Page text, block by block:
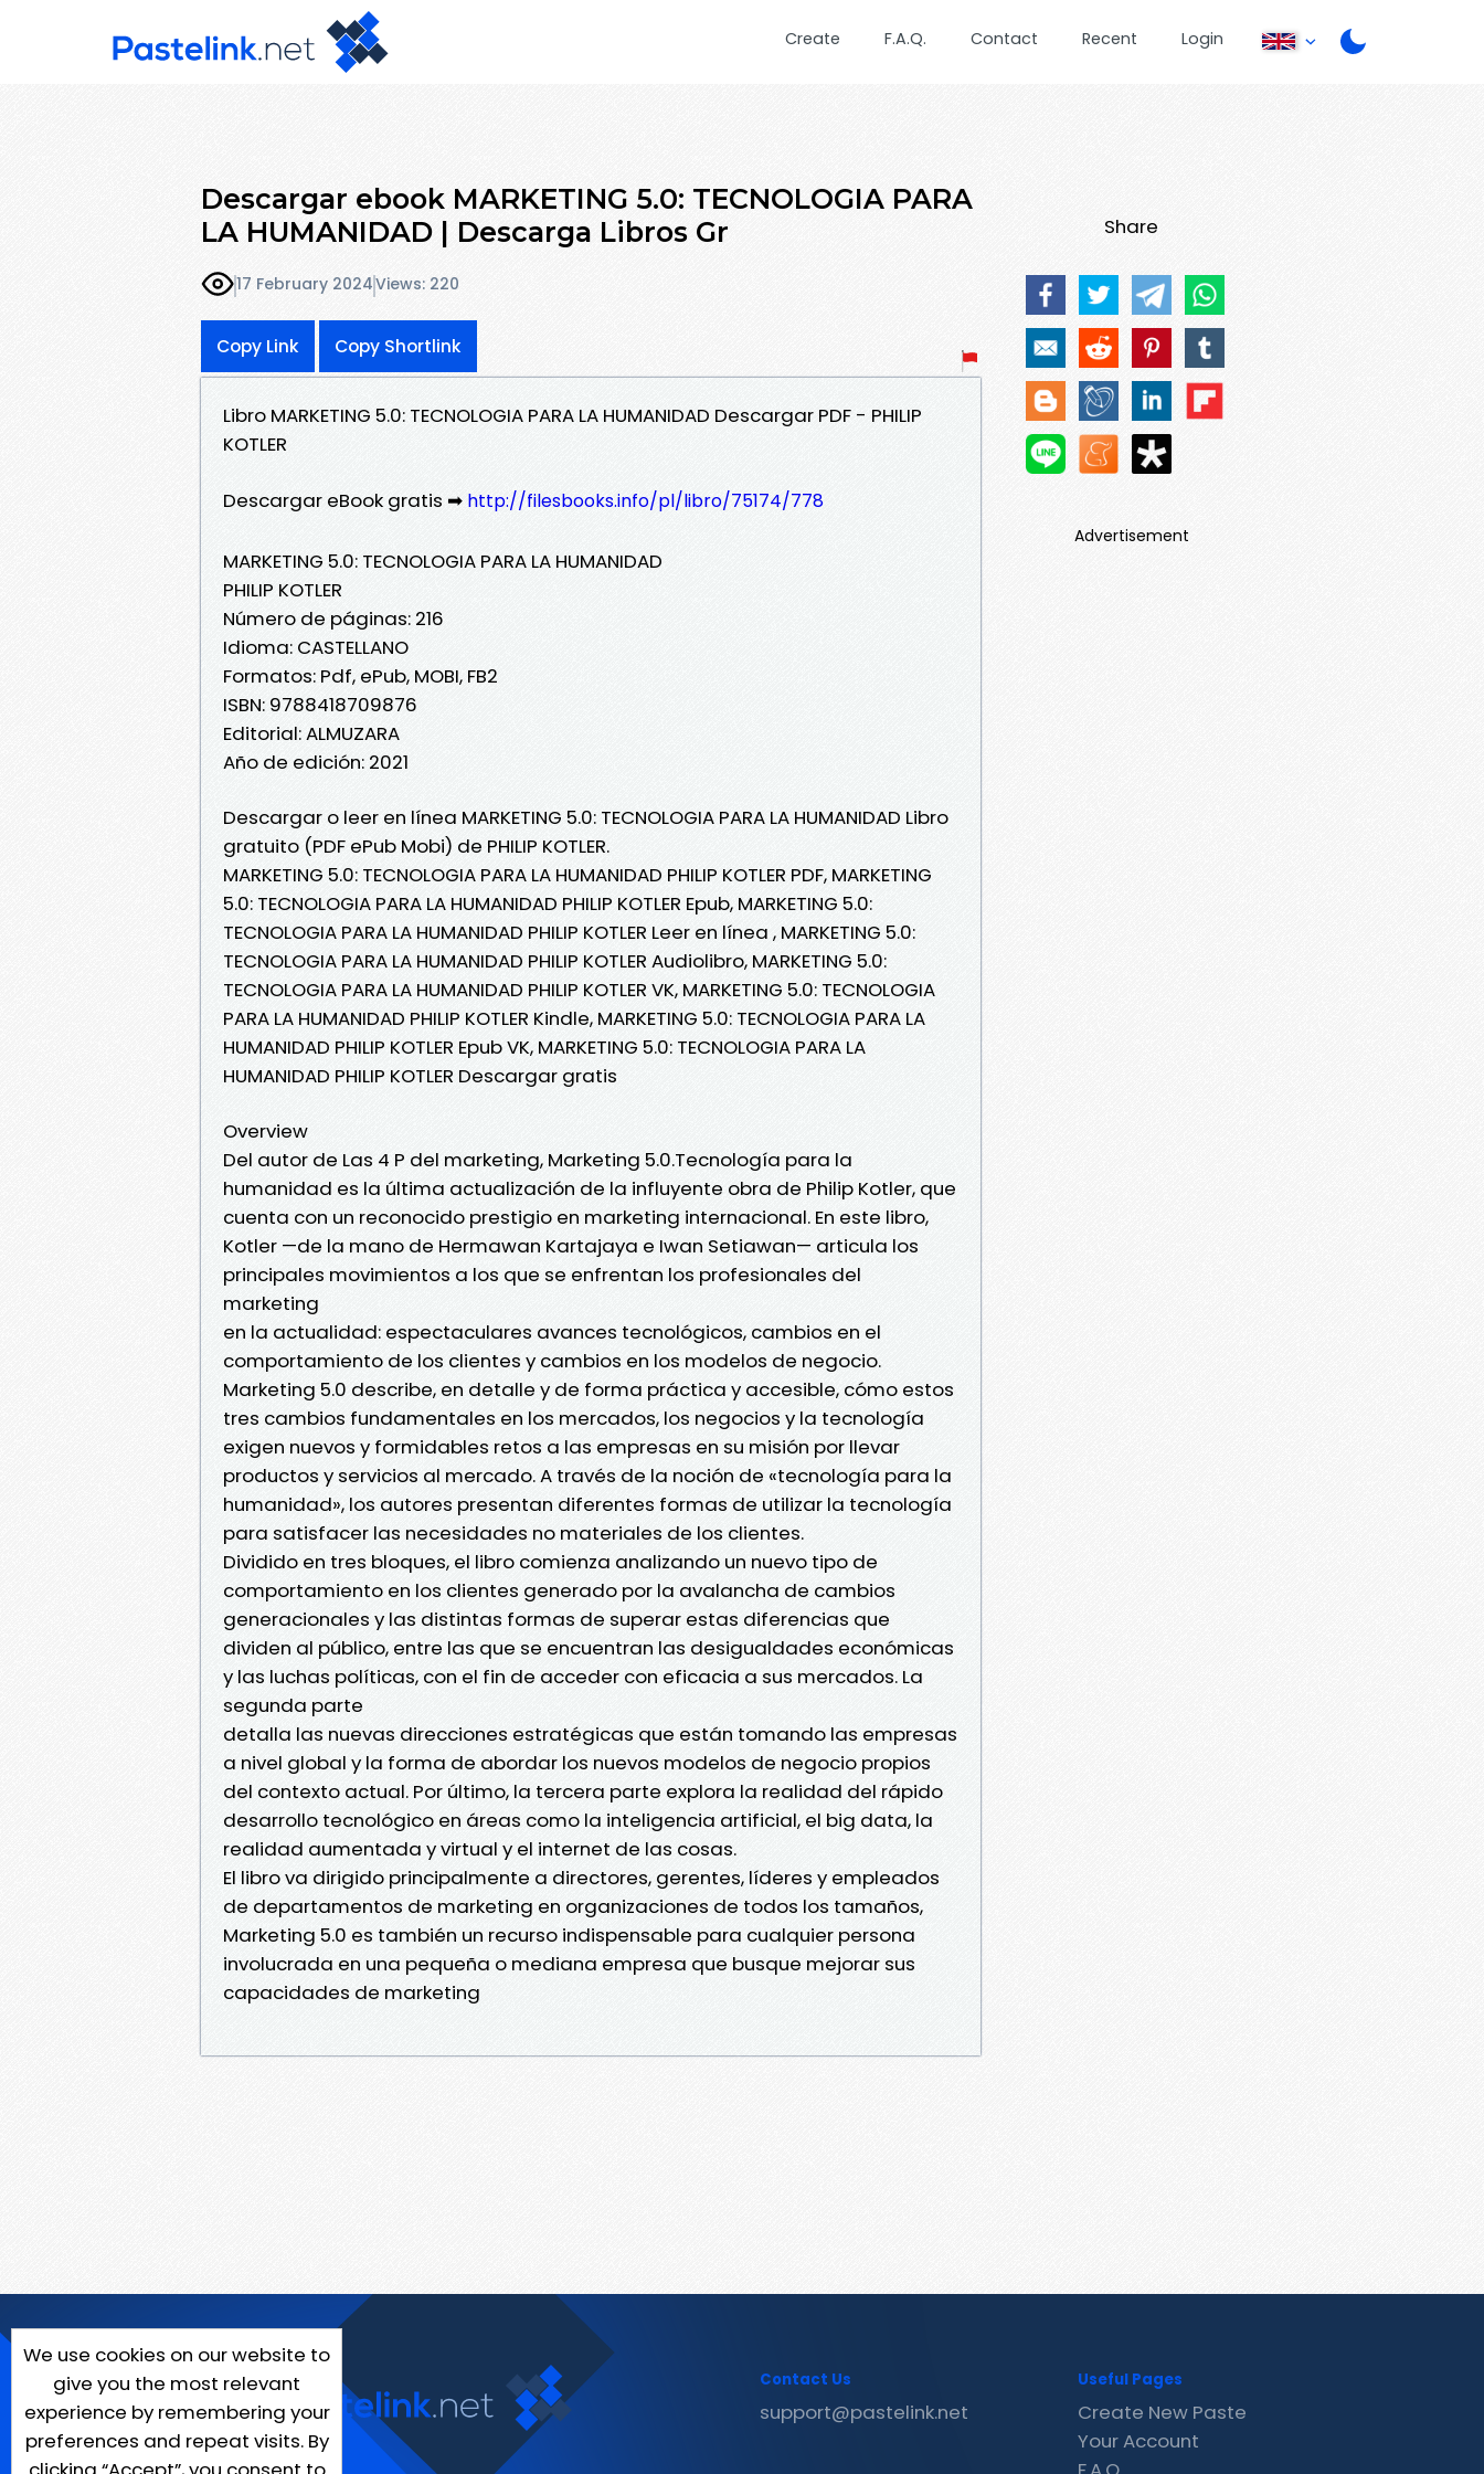
Create F.A.Q. Contact Recent Login
Descargar ebook MARKETING 5.0: TECNOLOGIA PARA
LA HUMANIDAD | Descarga Libros Gr
17 February 2024Views: 220
Copy Link Copy Shortlink
Libro MARKETING 5.0: TECNOLOGIA PARA LA HUMANIDAD Descargar PDF - PHILIP
KOTLER
Descargar eBook gratis ➡ http://filesbooks.info/pl/libro/75174/778
MARKETING 5.0: TECNOLOGIA PARA LA HUMANIDAD
PHILIP KOTLER
Número de páginas: 216
Idioma: CASTELLANO
Formatos: Pdf, ePub, MOBI, FB2
ISBN: 9788418709876
Editorial: ALMUZARA
Año de edición: 2021
Descargar o leer en línea MARKETING 5.0: TECNOLOGIA PARA LA HUMANIDAD Libro
gratuito (PDF ePub Mobi) de PHILIP KOTLER.
MARKETING 5.0: TECNOLOGIA PARA LA HUMANIDAD PHILIP KOTLER PDF, MARKETING
5.0: TECNOLOGIA PARA LA HUMANIDAD PHILIP KOTLER Epub, MARKETING 5.0:
TECNOLOGIA PARA LA HUMANIDAD PHILIP KOTLER Leer en línea , MARKETING 5.0:
TECNOLOGIA PARA LA HUMANIDAD PHILIP KOTLER Audiolibro, MARKETING 5.0:
TECNOLOGIA PARA LA HUMANIDAD PHILIP KOTLER VK, MARKETING 5.0: TECNOLOGIA
PARA LA HUMANIDAD PHILIP KOTLER Kindle, MARKETING 5.0: TECNOLOGIA PARA LA
HUMANIDAD PHILIP KOTLER Epub VK, MARKETING 5.0: TECNOLOGIA PARA LA
HUMANIDAD PHILIP KOTLER Descargar gratis
Overview
Del autor de Las 4 P del marketing, Marketing 5.0.Tecnología para la
humanidad es la última actualización de la influyente obra de Philip Kotler, que
cuenta con un reconocido prestigio en marketing internacional. En este libro,
Kotler —de la mano de Hermawan Kartajaya e Iwan Setiawan— articula los
principales movimientos a los que se enfrentan los profesionales del
marketing
en la actualidad: espectaculares avances tecnológicos, cambios en el
comportamiento de los clientes y cambios en los modelos de negocio.
Marketing 5.0 describe, en detalle y de forma práctica y accesible, cómo estos
tres cambios fundamentales en los mercados, los negocios y la tecnología
exigen nuevos y formidables retos a las empresas en su misión por llevar
productos y servicios al mercado. A través de la noción de «tecnología para la
humanidad», los autores presentan diferentes formas de utilizar la tecnología
para satisfacer las necesidades no materiales de los clientes.
Dividido en tres bloques, el libro comienza analizando un nuevo tipo de
comportamiento en los clientes generado por la avalancha de cambios
generacionales y las distintas formas de superar estas diferencias que
dividen al público, entre las que se encuentran las desigualdades económicas
y las luchas políticas, con el fin de acceder con eficacia a sus mercados. La
segunda parte
detalla las nuevas direcciones estratégicas que están tomando las empresas
a nivel global y la forma de abordar los nuevos modelos de negocio propios
del contexto actual. Por último, la tercera parte explora la realidad del rápido
desarrollo tecnológico en áreas como la inteligencia artificial, el big data, la
realidad aumentada y virtual y el internet de las cosas.
El libro va dirigido principalmente a directores, gerentes, líderes y empleados
de departamentos de marketing en organizaciones de todos los tamaños,
Marketing 5.0 es también un recurso indispensable para cualquier persona
involucrada en una pequeña o mediana empresa que busque mejorar sus
capacidades de marketing
Share
Advertisement
We use cookies on our website to
give you the most relevant
experience by remembering your
preferences and repeat visits. By
Contact Us
support@pastelink.net
Useful Pages
Create New Paste
Your Account